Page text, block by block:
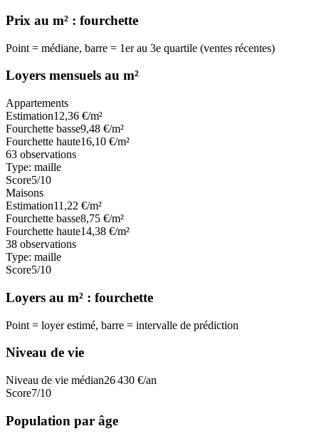
Prix au m² : fourchette
Point = médiane, barre = 1er au 3e quartile (ventes récentes)
Loyers mensuels au m²
Appartements
Estimation12,36 €/m²
Fourchette basse9,48 €/m²
Fourchette haute16,10 €/m²
63 observations
Type: maille
Score5/10
Maisons
Estimation11,22 €/m²
Fourchette basse8,75 €/m²
Fourchette haute14,38 €/m²
38 observations
Type: maille
Score5/10
Loyers au m² : fourchette
Point = loyer estimé, barre = intervalle de prédiction
Niveau de vie
Niveau de vie médian26 430 €/an
Score7/10
Population par âge